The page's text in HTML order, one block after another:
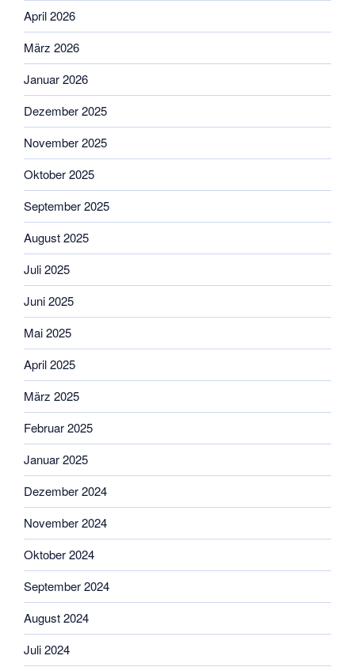
April 2026
März 2026
Januar 2026
Dezember 2025
November 2025
Oktober 2025
September 2025
August 2025
Juli 2025
Juni 2025
Mai 2025
April 2025
März 2025
Februar 2025
Januar 2025
Dezember 2024
November 2024
Oktober 2024
September 2024
August 2024
Juli 2024